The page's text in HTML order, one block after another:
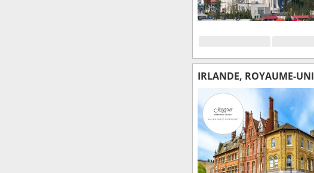
IRLANDE, ROYAUME-UNI